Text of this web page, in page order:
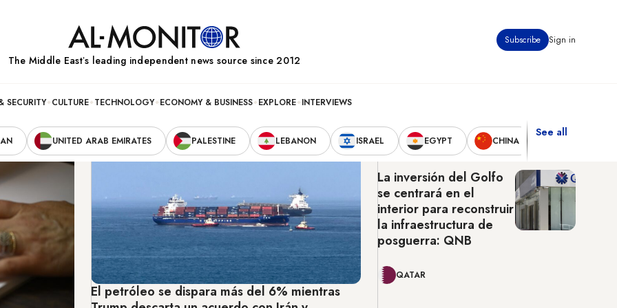
Subscribe Sign in
The Middle Eastʼs leading independent news source since 2012
SECURITY CULTURE TECHNOLOGY ECONOMY & BUSINESS EXPLORE INTERVIEWS
UNITED ARAB EMIRATES PALESTINE LEBANON ISRAEL EGYPT CHINA
See all
El petróleo se dispara más del 6% mientras
Latest News
La inversión del Golfo
se centrará en el
interior para reconstruir
la infraestructura de
posguerra: QNB
QATAR